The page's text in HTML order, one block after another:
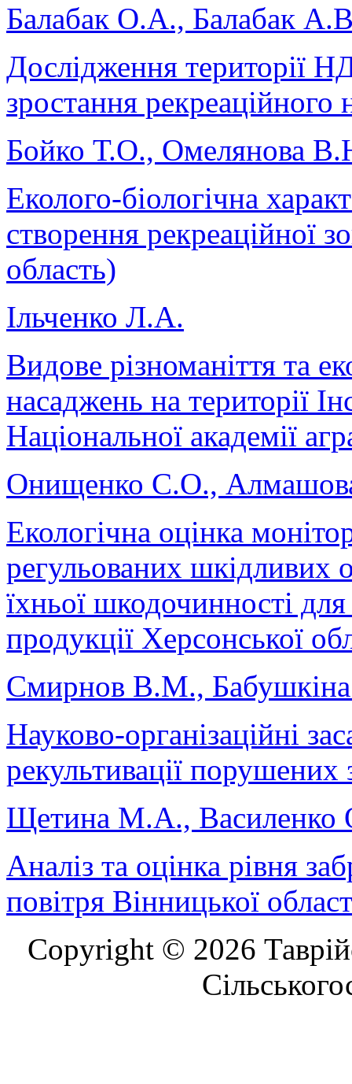
Балабак О.А., Балабак
Дослідження території
зростання рекреаційного
Бойко Т.О., Омелянова
Еколого-біологічна
створення рекреаційної
область)
Ільченко Л.А.
Видове різноманіття та
насаджень на території
Національної академії
Онищенко С.О.,
Екологічна оцінка
регульованих шкідливих
їхньої шкодочинності для
продукції Херсонської
Смирнов В.М.,
Науково-організаційні
рекультивації порушених
Щетина М.А.,
Аналіз та оцінка рівня
повітря Вінницької
Copyright © 2026